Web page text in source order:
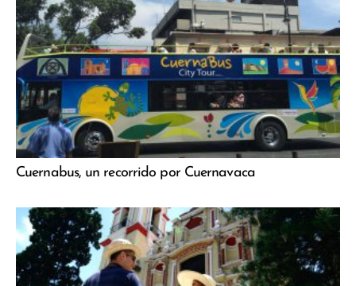
Cuernabus, un recorrido por Cuernavaca